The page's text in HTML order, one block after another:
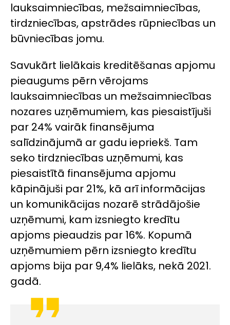
lauksaimniecības, mežsaimniecības,
tirdzniecības, apstrādes rūpniecības un
būvniecības jomu.
Savukārt lielākais kreditēšanas apjomu
pieaugums pērn vērojams
lauksaimniecības un mežsaimniecības
nozares uzņēmumiem, kas piesaistījuši
par 24% vairāk finansējuma
salīdzinājumā ar gadu iepriekš. Tam
seko tirdzniecības uzņēmumi, kas
piesaistītā finansējuma apjomu
kāpinājuši par 21%, kā arī informācijas
un komunikācijas nozarē strādājošie
uzņēmumi, kam izsniegto kredītu
apjoms pieaudzis par 16%. Kopumā
uzņēmumiem pērn izsniegto kredītu
apjoms bija par 9,4% lielāks, nekā 2021.
gadā.